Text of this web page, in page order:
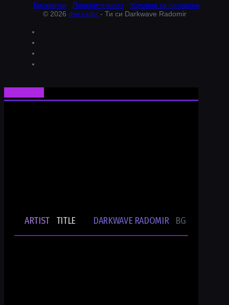
Бисквитки Поверителност
Условия за ползване
© 2026 dwr.radio - Ти си Darkwave Radomir
ARTIST- TITLE DARKWAVE RADOMIR BG